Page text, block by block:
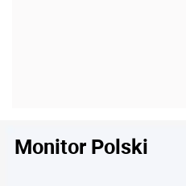
Monitor Polski